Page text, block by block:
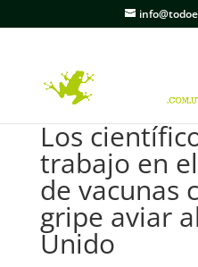
Los
trabajo en
de vacunas
gripe aviar
Unido